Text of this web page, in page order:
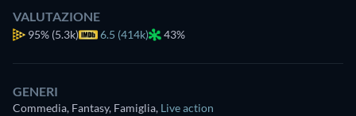
VALUTAZIONE
95% (5.3k) 6.5 (414k) 43%
GENERI
Commedia, Fantasy, Famiglia, Live action